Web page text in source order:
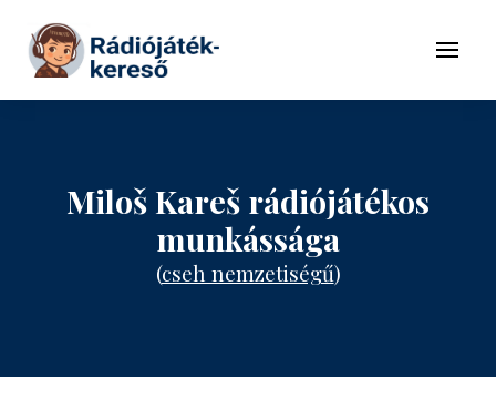
Tovább a tartalomhoz
Menü
Miloš Kareš rádiójátékos
munkássága
(cseh nemzetiségű)